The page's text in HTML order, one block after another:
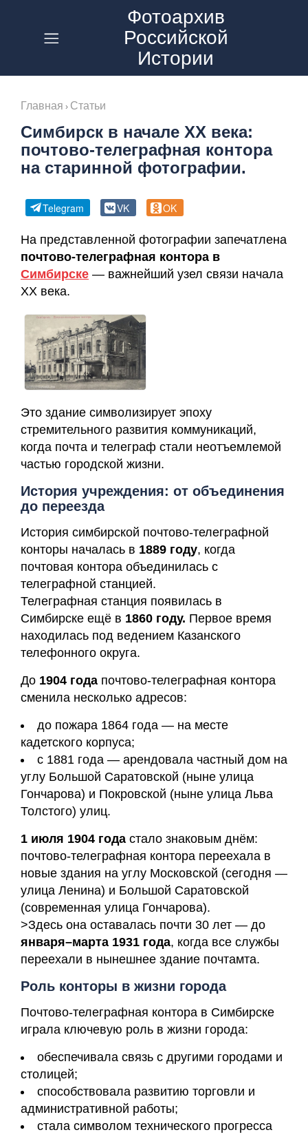
Главная
О
RUTUBE
VK
Статьи
Контакты
Политика
Фотоархив
Российской
Истории
Главная › Статьи
Симбирск в начале ХХ века:
почтово-телеграфная контора
на старинной фотографии.
Telegram VK OK
На представленной фотографии запечатлена
почтово-телеграфная контора в
Симбирске — важнейший узел связи начала
ХХ века.
Это здание символизирует эпоху
стремительного развития коммуникаций,
когда почта и телеграф стали неотъемлемой
частью городской жизни.
История учреждения: от объединения
до переезда
История симбирской почтово-телеграфной
конторы началась в 1889 году, когда
почтовая контора объединилась с
телеграфной станцией.
Телеграфная станция появилась в
Симбирске ещё в 1860 году. Первое время
находилась под ведением Казанского
телефонного округа.
До 1904 года почтово-телеграфная контора
сменила несколько адресов:
до пожара 1864 года — на месте
кадетского корпуса;
с 1881 года — арендовала частный дом на
углу Большой Саратовской (ныне улица
Гончарова) и Покровской (ныне улица Льва
Толстого) улиц.
1 июля 1904 года стало знаковым днём:
почтово-телеграфная контора переехала в
новые здания на углу Московской (сегодня —
улица Ленина) и Большой Саратовской
(современная улица Гончарова).
>Здесь она оставалась почти 30 лет — до
января–марта 1931 года, когда все службы
переехали в нынешнее здание почтамта.
Роль конторы в жизни города
Почтово-телеграфная контора в Симбирске
играла ключевую роль в жизни города:
обеспечивала связь с другими городами и
столицей;
способствовала развитию торговли и
административной работы;
стала символом технического прогресса